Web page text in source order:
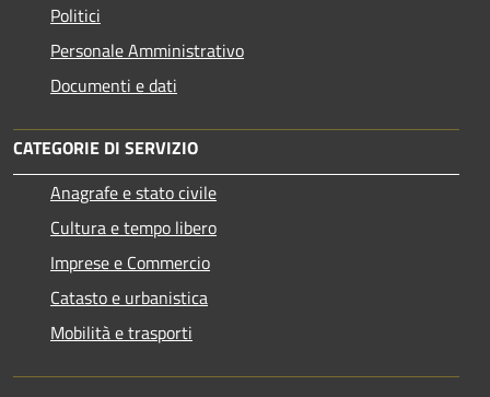
Politici
Personale Amministrativo
Documenti e dati
CATEGORIE DI SERVIZIO
Anagrafe e stato civile
Cultura e tempo libero
Imprese e Commercio
Catasto e urbanistica
Mobilità e trasporti